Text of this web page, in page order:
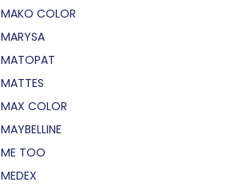
MAKO COLOR
MARYSA
MATOPAT
MATTES
MAX COLOR
MAYBELLINE
ME TOO
MEDEX